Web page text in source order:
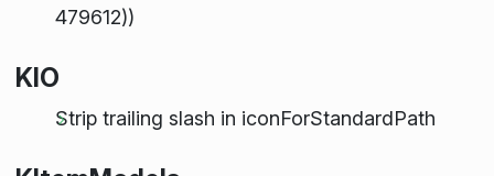
479612))
KIO
Strip trailing slash in iconForStandardPath